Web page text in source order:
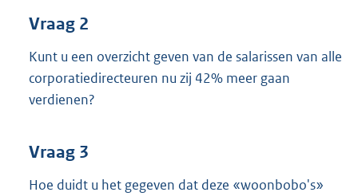
Vraag 2
Kunt u een overzicht geven van de salarissen van alle
corporatiedirecteuren nu zij 42% meer gaan
verdienen?
Vraag 3
Hoe duidt u het gegeven dat deze «woonbobo's»